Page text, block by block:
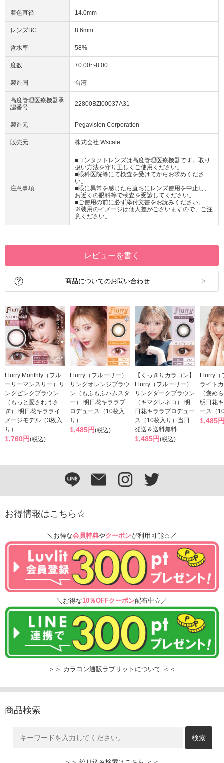
着色直径 14.0mm
レンズBC 8.6mm
含水率 58%
度数 ±0.00~-8.00
製造国 台湾
高度管理医療機器承
認番号
22800BZI00037A31
製造元 Pegavision Corporation
販売元 株式会社 Wscale
注意事項
■コンタクトレンズは高度管理医療機器です。取り
扱い方法を守り正しくご使用ください。
■眼科医院等にて検査を受けてからお求めくださ
い。
■眼に異常を感じたら直ちにレンズ使用を中止し、
お近くの眼科等で検査を受診してください。
■ご使用の前に必ず添付文書をお読みください。
※装用のイメージは個人差がございますので、ご注
意ください。
レビューを書く
商品についてのお問い合わせ
Flurry Monthly（フル
ーリーマンスリー）リ
ングピンクブラウン
（もっと愛されうさ
ぎ） 明日花キラライ
メージモデル（3枚入
り）
1,760円(税込)
Flurry（フルーリー）
リングオレンジブラウ
ン（もふもふハムスタ
ー） 明日花キララプ
ロデュース（10枚入
り）
1,485円(税込)
【くっきりカラコン】
Flurry（フルーリー）
リングダークブラウン
（キマグレネコ） 明
日花キララプロデュー
ス（10枚入り）当日
発送＆送料無料
1,485円(税込)
Flurry（
ライト
（褒め
明日花
ース（
1,485
お得情報はこちら☆
＼お得な会員特典やクーポンが利用可能☆／
＼お得な10％OFFクーポン配布中☆／
＞＞ カラコン通販ラブリットについて ＜＜
商品検索